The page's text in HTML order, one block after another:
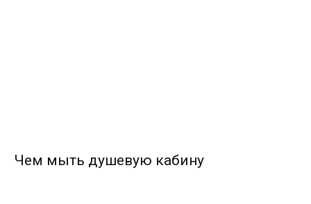
Чем мыть душевую кабину